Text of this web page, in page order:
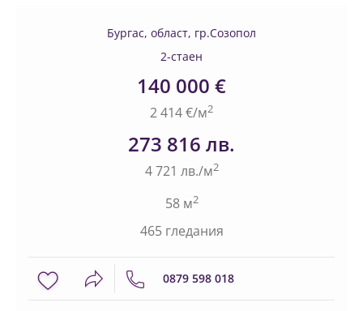
Бургас, област, гр.Созопол
2-стаен
140 000 €
2 414 €/м2
273 816 лв.
4 721 лв./м2
58 м2
465 гледания
0879 598 018